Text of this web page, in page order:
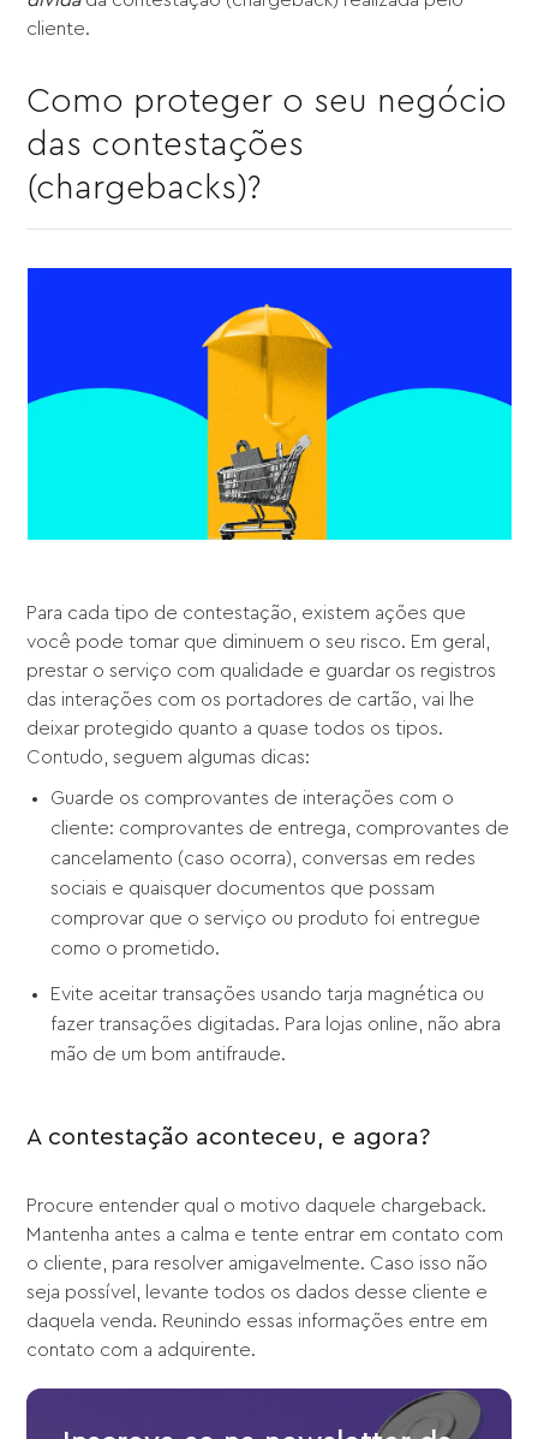
cliente.
Como proteger o seu negócio
das contestações
(chargebacks)?
Para cada tipo de contestação, existem ações que
você pode tomar que diminuem o seu risco. Em geral,
prestar o serviço com qualidade e guardar os registros
das interações com os portadores de cartão, vai lhe
deixar protegido quanto a quase todos os tipos.
Contudo, seguem algumas dicas:
Guarde os comprovantes de interações com o
cliente: comprovantes de entrega, comprovantes de
cancelamento (caso ocorra), conversas em redes
sociais e quaisquer documentos que possam
comprovar que o serviço ou produto foi entregue
como o prometido.
Evite aceitar transações usando tarja magnética ou
fazer transações digitadas. Para lojas online, não abra
mão de um bom antifraude.
A contestação aconteceu, e agora?
Procure entender qual o motivo daquele chargeback.
Mantenha antes a calma e tente entrar em contato com
o cliente, para resolver amigavelmente. Caso isso não
seja possível, levante todos os dados desse cliente e
daquela venda. Reunindo essas informações entre em
contato com a adquirente.